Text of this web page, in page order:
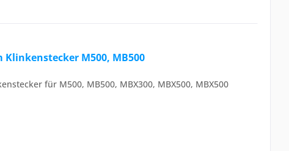
Klinkenstecker M500, MB500
für M500, MB500, MBX300, MBX500, MBX500